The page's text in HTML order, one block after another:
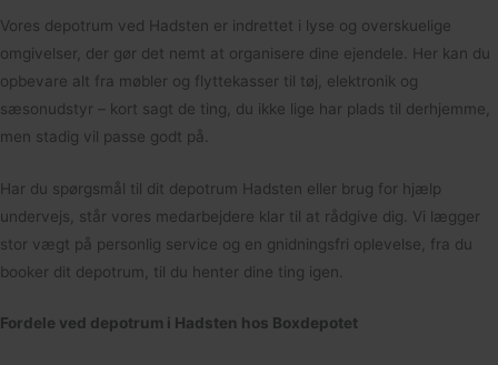
Vores depotrum ved Hadsten er indrettet i lyse og overskuelige
omgivelser, der gør det nemt at organisere dine ejendele. Her kan du
opbevare alt fra møbler og flyttekasser til tøj, elektronik og
sæsonudstyr – kort sagt de ting, du ikke lige har plads til derhjemme,
men stadig vil passe godt på.
Har du spørgsmål til dit depotrum Hadsten eller brug for hjælp
undervejs, står vores medarbejdere klar til at rådgive dig. Vi lægger
stor vægt på personlig service og en gnidningsfri oplevelse, fra du
booker dit depotrum, til du henter dine ting igen.
Fordele ved depotrum i Hadsten hos Boxdepotet